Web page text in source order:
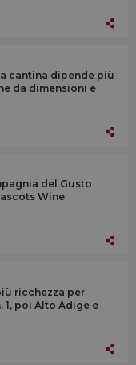
cantina dipende più
da dimensioni e
del Gusto
Wine
ricchezza per
1, poi Alto Adige e